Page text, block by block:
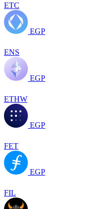
ETC
EGP
ENS
EGP
ETHW
EGP
FET
EGP
FIL